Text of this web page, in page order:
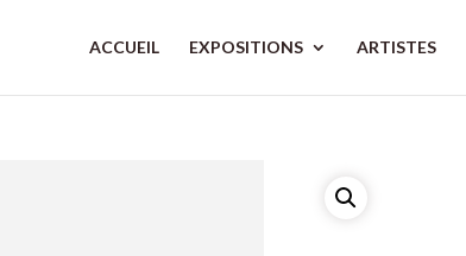
ACCUEIL EXPOSITIONS ARTISTES